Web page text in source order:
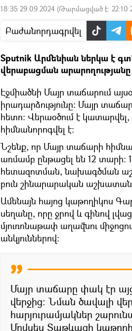
18:35 29.09.2024 (Թարմացված է: 22:10
Բաժանորդագրվել
Sputnik Արմենիան ներկա է
վերաբացման արարողությանը
Էջմիածնի Մայր տաճարում
իրադարձությունը։ Մայր
հետո։ Վերաօծում է
հիմնանորոգվել է։
Նշենք, որ Մայր տաճարի
առմամբ ընթացել են 12 տարի։
հետազոտման, նախագծման
բուն շինարարական
Ամենայն հայոց կաթողիկոս
սեղանը, որը ջրով և գինով
մյուռոնաթափ աղավնու
անկյուններով։
Մայր տաճարը փակ էր
վերջից։ Նման ծավալի
հարյուրամյակներ
Մովսես Տաթևացի